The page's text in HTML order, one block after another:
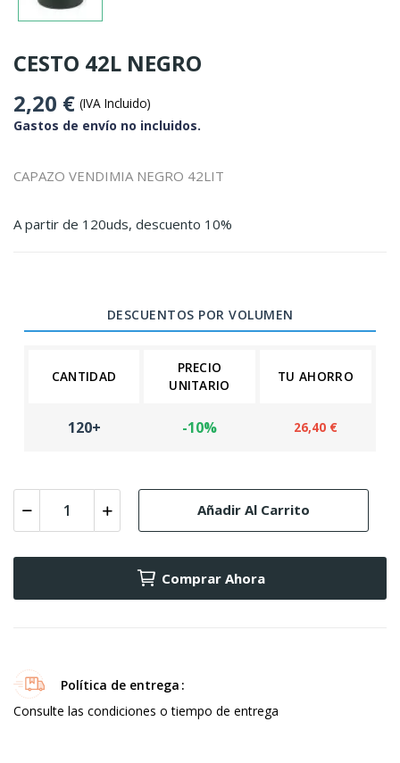
CESTO 42L NEGRO
2,20 € (IVA Incluido)
Gastos de envío no incluidos.
CAPAZO VENDIMIA NEGRO 42LIT
A partir de 120uds, descuento 10%
DESCUENTOS POR VOLUMEN
CANTIDAD
PRECIO
UNITARIO
TU AHORRO
120+ -10% 26,40 €
Añadir Al Carrito
Comprar Ahora
Política de entrega
Consulte las condiciones o tiempo de entrega